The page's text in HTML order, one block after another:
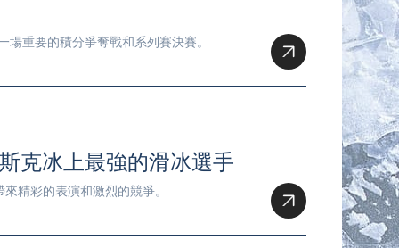
重要的積分爭奪戰和系列賽決賽。
克冰上最強的滑冰選手
精彩的表演和激烈的競爭。